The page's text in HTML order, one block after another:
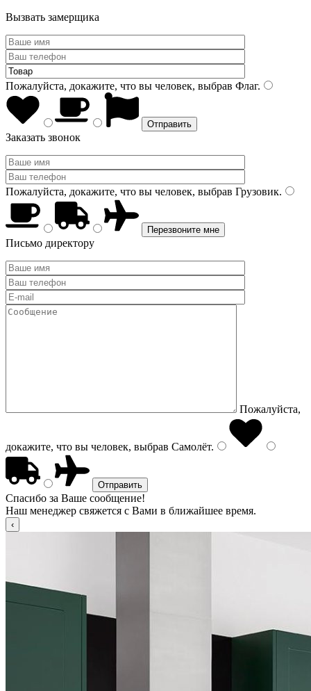
Вызвать замерщика
Пожалуйста, докажите, что вы человек, выбрав Флаг.
Заказать звонок
Пожалуйста, докажите, что вы человек, выбрав Грузовик.
Письмо директору
Пожалуйста,
докажите, что вы человек, выбрав Самолёт.
Спасибо за Ваше сообщение!
Наш менеджер свяжется с Вами в ближайшее время.